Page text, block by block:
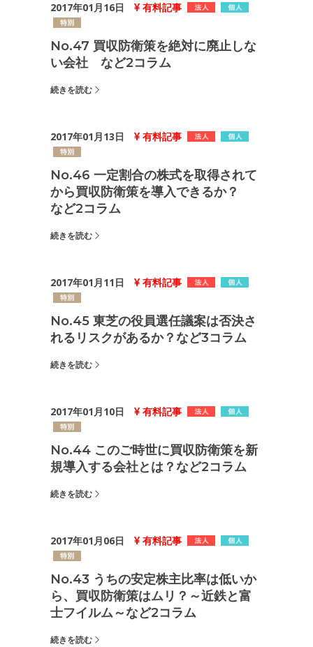
2017年01月16日 有料記事
No.47 買収防衛策を絶対に廃止しな
い会社 など2コラム
続きを読む
2017年01月13日 有料記事
No.46 一定割合の株式を取得されて
から買収防衛策を導入できるか？
など2コラム
続きを読む
2017年01月11日 有料記事
No.45 東芝の役員選任議案は否決さ
れるリスクがあるか？など3コラム
続きを読む
2017年01月10日 有料記事
No.44 このご時世に買収防衛策を新
規導入する会社とは？など2コラム
続きを読む
2017年01月06日 有料記事
No.43 うちの安定株主比率は低いか
ら、買収防衛策はムリ？～近鉄と富
士フイルム～など2コラム
続きを読む